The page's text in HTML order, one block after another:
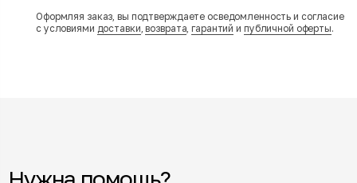
Оформляя заказ, вы подтверждаете осведомленность и согласие
с условиями доставки,возврата,гарантий и публичной оферты.